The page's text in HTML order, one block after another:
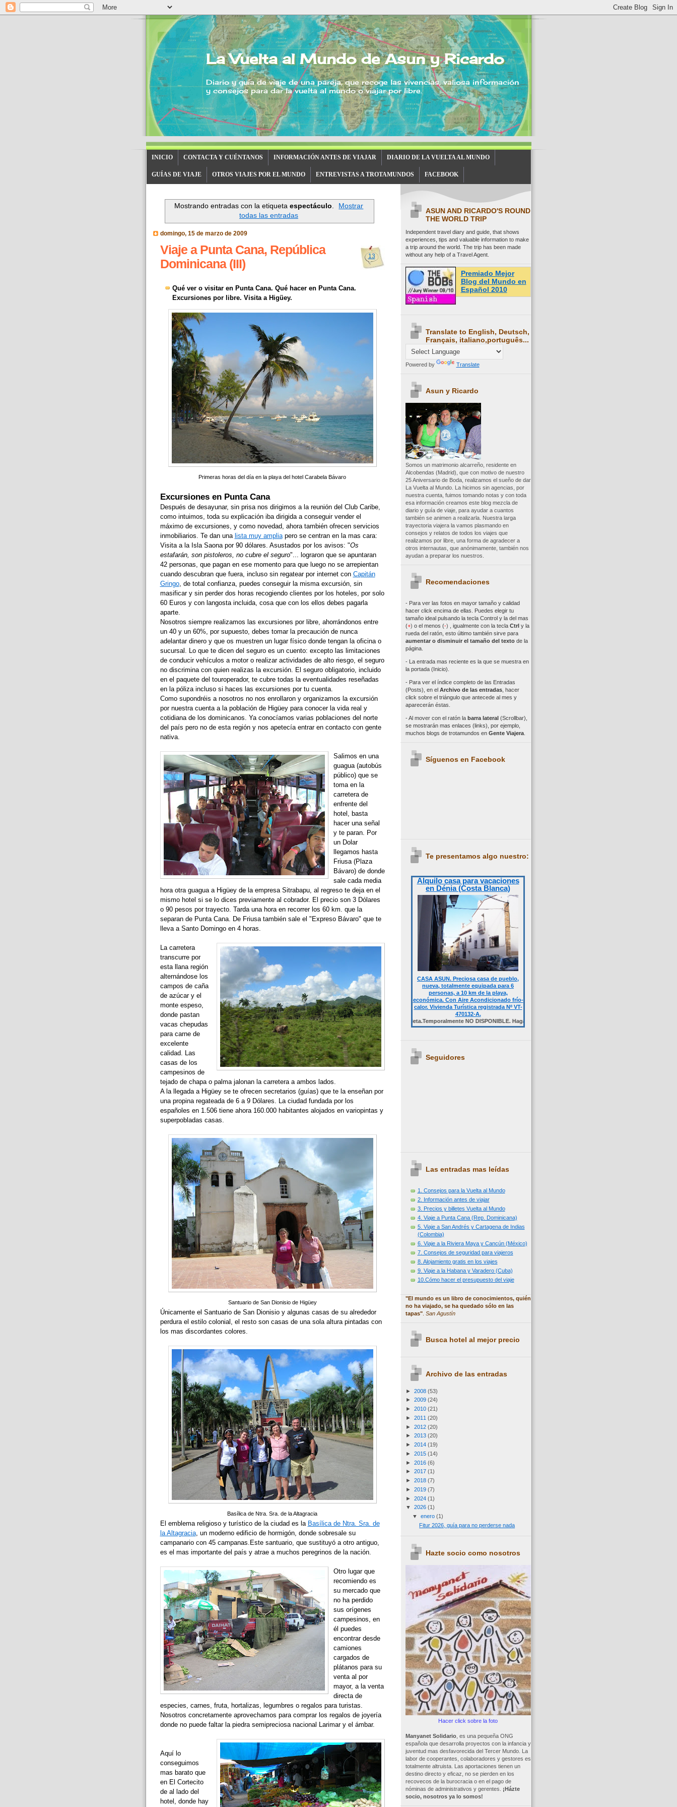
La Vuelta al Mundo de Asun y Ricardo
Diario y guía de viaje de una pareja, que recoge las vivencias, valiosa información
y consejos para dar la vuelta al mundo o viajar por libre.
INICIO CONTACTA Y CUÉNTANOS INFORMACIÓN ANTES DE VIAJAR DIARIO DE LA VUELTA AL MUNDO
GUÍAS DE VIAJE OTROS VIAJES POR EL MUNDO ENTREVISTAS A TROTAMUNDOS FACEBOOK
Mostrando entradas con la etiqueta espectáculo
Mostrar
todas las entradas
domingo, 15 de marzo de 2009
13
Viaje a Punta Cana, República
Dominicana (III)
Qué ver o visitar en Punta Cana. Qué hacer en Punta Cana.
Excursiones por libre. Visita a Higüey.
Primeras horas del día en la playa del hotel Carabela Bávaro
Excursiones en Punta Cana
Después de desayunar, sin prisa nos dirigimos a la reunión del Club Caribe,
como intuimos, toda su explicación iba dirigida a conseguir vender el
máximo de excursiones, y como novedad, ahora también ofrecen servicios
inmobiliarios. Te dan una lista muy ampliapero se centran en la mas cara:
Visita a la Isla Saona por 90 dólares. Asustados por los avisos: "Os
estafarán, son pistoleros, no cubre el seguro"... lograron que se apuntaran
42 personas, que pagan en ese momento para que luego no se arrepientan
cuando descubran que fuera, incluso sin regatear por internet con Capitán
Gringo, de total confianza, puedes conseguir la misma excursión, sin
masificar y sin perder dos horas recogiendo clientes por los hoteles, por solo
60 Euros y con langosta incluida, cosa que con los ellos debes pagarla
aparte.
Nosotros siempre realizamos las excursiones por libre, ahorrándonos entre
un 40 y un 60%, por supuesto, debes tomar la precaución de nunca
adelantar dinero y que os muestren un lugar físico donde tengan la oficina o
sucursal. Lo que te dicen del seguro es un cuento: excepto las limitaciones
de conducir vehículos a motor o realizar actividades de alto riesgo, el seguro
no discrimina con quien realizas la excursión. El seguro obligatorio, incluido
en el paquete del touroperador, te cubre todas la eventualidades reseñadas
en la póliza incluso si haces las excursiones por tu cuenta.
Como supondréis a nosotros no nos enrollaron y organizamos la excursión
por nuestra cuenta a la población de Higüey para conocer la vida real y
cotidiana de los dominicanos. Ya conocíamos varias poblaciones del norte
del país pero no de esta región y nos apetecía entrar en contacto con gente
nativa.
Salimos en una
guagua (autobús
público) que se
toma en la
carretera de
enfrente del
hotel, basta
hacer una señal
y te paran. Por
un Dolar
llegamos hasta
Friusa (Plaza
Bávaro) de donde
sale cada media
hora otra guagua a Higüey de la empresa Sitrabapu, al regreso te deja en el
mismo hotel si se lo dices previamente al cobrador. El precio son 3 Dólares
o 90 pesos por trayecto. Tarda una hora en recorrer los 60 km. que la
separan de Punta Cana. De Friusa también sale el "Expreso Bávaro" que te
lleva a Santo Domingo en 4 horas.
La carretera
transcurre por
esta llana región
alternándose los
campos de caña
de azúcar y el
monte espeso,
donde pastan
vacas chepudas
para carne de
excelente
calidad. Las
casas de los
campesinos de
tejado de chapa o palma jalonan la carretera a ambos lados.
A la llegada a Higüey se te ofrecen secretarios (guías) que te la enseñan por
una propina regateada de 6 a 9 Dólares. La ciudad fundada por los
españoles en 1.506 tiene ahora 160.000 habitantes alojados en variopintas y
superpobladas casas.
Santuario de San Dionisio de Higüey
Únicamente el Santuario de San Dionisio y algunas casas de su alrededor
perdura el estilo colonial, el resto son casas de una sola altura pintadas con
los mas discordantes colores.
Basílica de Ntra. Sra. de la Altagracia
El emblema religioso y turístico de la ciudad es la Basílica de Ntra. Sra. de
la Altagracia, un moderno edificio de hormigón, donde sobresale su
campanario con 45 campanas. Este santuario, que sustituyó a otro antiguo,
es el mas importante del país y atrae a muchos peregrinos de la nación.
Otro lugar que
recomiendo es
su mercado que
no ha perdido
sus orígenes
campesinos, en
él puedes
encontrar desde
camiones
cargados de
plátanos para su
venta al por
mayor, a la venta
directa de
especies, carnes, fruta, hortalizas, legumbres o regalos para turistas.
Nosotros concretamente aprovechamos para comprar los regalos de joyería
donde no puede faltar la piedra semipreciosa nacional Larimar y el ámbar.
Aquí lo
conseguimos
mas barato que
en El Cortecito
de al lado del
hotel, donde hay
ASUN AND RICARDO'S ROUND
THE WORLD TRIP
Independent travel diary and guide, that shows
experiences, tips and valuable information to make
a trip around the world. The trip has been made
without any help of a Travel Agent.
Premiado Mejor
Blog del Mundo en
Español 2010
Translate to English, Deutsch,
Français, italiano,português...
Powered by Translate
Asun y Ricardo
Somos un matrimonio alcarreño, residente en
Alcobendas (Madrid), que con motivo de nuestro
25 Aniversario de Boda, realizamos el sueño de dar
La Vuelta al Mundo. La hicimos sin agencias, por
nuestra cuenta, fuimos tomando notas y con toda
esa información creamos este blog mezcla de
diario y guía de viaje, para ayudar a cuantos
también se animen a realizarla. Nuestra larga
trayectoria viajera la vamos plasmando en
consejos y relatos de todos los viajes que
realizamos por libre, una forma de agradecer a
otros internautas, que anónimamente, también nos
ayudan a preparar los nuestros.
Recomendaciones
- Para ver las fotos en mayor tamaño y calidad
hacer click encima de ellas. Puedes elegir tu
tamaño ideal pulsando la tecla Controly la del mas
(+) o el menos (-) igualmente con la tecla Ctrl y la
rueda del ratón, esto último también sirve para
aumentar o disminuir el tamaño del textode la
página.
- La entrada mas reciente es la que se muestra en
la portada (Inicio).
- Para ver el índice completo de las Entradas
(Posts), en el Archivo de las entradas, hacer
click sobre el triángulo que antecede al mes y
aparecerán éstas.
- Al mover con el ratón la barra lateral(Scrollbar),
se mostrarán mas enlaces (links), por ejemplo,
muchos blogs de trotamundos en Gente Viajera.
Síguenos en Facebook
Te presentamos algo nuestro:
Alquilo casa para vacaciones
en Dénia (Costa Blanca)
CASA ASUN. Preciosa casa de pueblo,
nueva, totalmente equipada para 6
personas, a 10 km de la playa,
económica. Con Aire Acondicionado frío-
calor. Vivienda Turística registrada Nº VT-
470132-A.
Desde 700 € quincena casa completa.Temporalmente NO DISPONIBLE. Haga click sobre la foto.
Seguidores
Las entradas mas leídas
1. Consejos para la Vuelta al Mundo
2. Información antes de viajar
3. Precios y billetes Vuelta al Mundo
4. Viaje a Punta Cana (Rep. Dominicana)
5. Viaje a San Andrés y Cartagena de Indias
(Colombia)
6. Viaje a la Riviera Maya y Cancún (México)
7. Consejos de seguridad para viajeros
8. Alojamiento gratis en los viajes
9. Viaje a la Habana y Varadero (Cuba)
10.Cómo hacer el presupuesto del viaje
"El mundo es un libro de conocimientos, quién
no ha viajado, se ha quedado sólo en las
tapas". San Agustín
Busca hotel al mejor precio
Archivo de las entradas
► 2008 (53)
► 2009 (24)
► 2010 (21)
► 2011 (20)
► 2012 (20)
► 2013 (20)
► 2014 (19)
► 2015 (14)
► 2016 (6)
► 2017 (1)
► 2018 (7)
► 2019 (7)
► 2024 (1)
▼ 2026 (1)
▼ enero (1)
Fitur 2026, guía para no perderse nada
Hazte socio como nosotros
Hacer click sobre la foto
Manyanet Solidario, es una pequeña ONG
española que desarrolla proyectos con la infancia y
juventud mas desfavorecida del Tercer Mundo. La
labor de cooperantes, colaboradores y gestores es
totalmente altruista. Las aportaciones tienen un
destino directo y eficaz, no se pierden en los
recovecos de la burocracia o en el pago de
nóminas de administrativos y gerentes.
¡Házte
socio, nosotros ya lo somos!